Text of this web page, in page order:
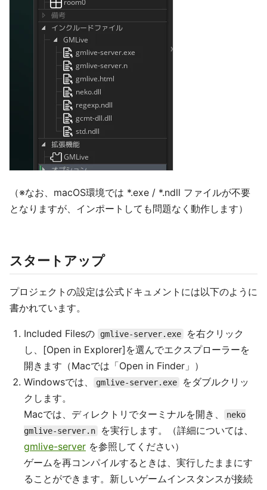
（※なお、macOS環境では *.exe / *.ndll ファイルが不要
となりますが、インポートしても問題なく動作します）
スタートアップ
プロジェクトの設定は公式ドキュメントには以下のように
書かれています。
Included Filesの gmlive-server.exe
を右クリック
し、[Open in Explorer]を選んでエクスプローラーを
開きます（Macでは「Open in Finder」）
Windowsでは、
gmlive-server.exe
をダブルクリッ
クします。
Macでは、ディレクトリでターミナルを開き、
neko
gmlive-server.n
を実行します。（詳細については、
gmlive-server を参照してください）
ゲームを再コンパイルするときは、実行したままにす
ることができます。新しいゲームインスタンスが接続